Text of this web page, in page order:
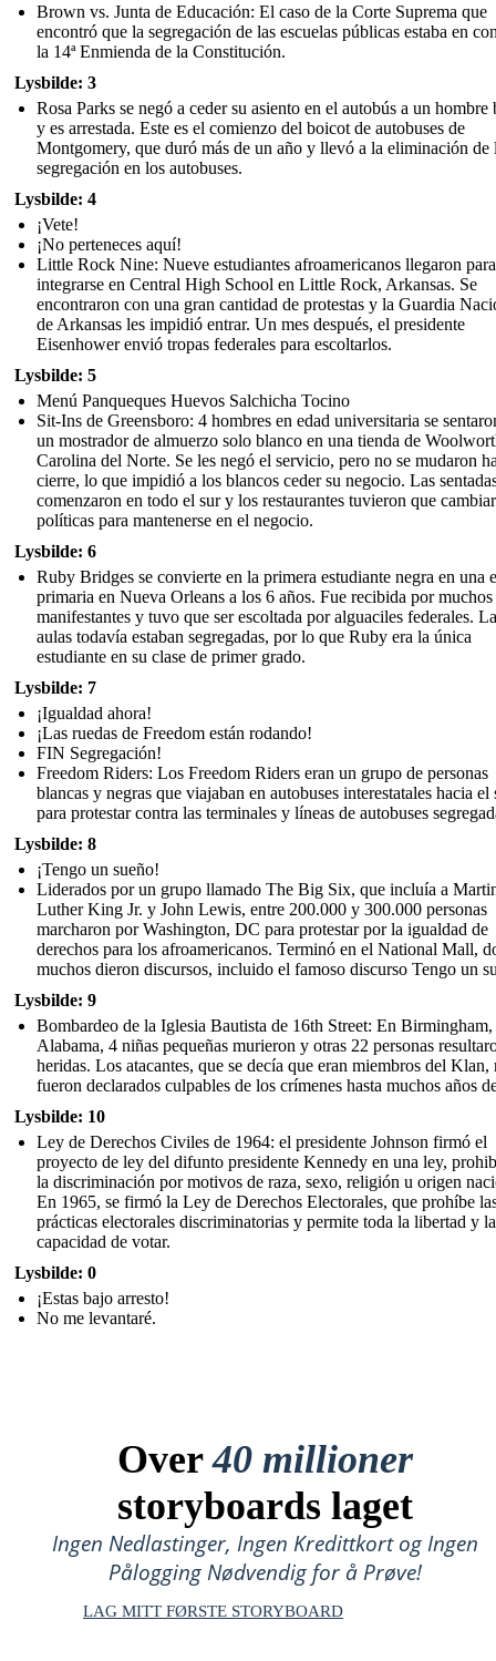
Brown vs. Junta de Educación: El caso de la Corte Suprema que
encontró que la segregación de las escuelas públicas estaba en
la 14ª Enmienda de la Constitución.
Lysbilde: 3
Rosa Parks se negó a ceder su asiento en el autobús a un hombre
y es arrestada. Este es el comienzo del boicot de autobuses de
Montgomery, que duró más de un año y llevó a la eliminación de
segregación en los autobuses.
Lysbilde: 4
¡Vete!
¡No perteneces aquí!
Little Rock Nine: Nueve estudiantes afroamericanos llegaron para
integrarse en Central High School en Little Rock, Arkansas. Se
encontraron con una gran cantidad de protestas y la Guardia
de Arkansas les impidió entrar. Un mes después, el presidente
Eisenhower envió tropas federales para escoltarlos.
Lysbilde: 5
Menú Panqueques Huevos Salchicha Tocino
Sit-Ins de Greensboro: 4 hombres en edad universitaria se
un mostrador de almuerzo solo blanco en una tienda de
Carolina del Norte. Se les negó el servicio, pero no se mudaron
cierre, lo que impidió a los blancos ceder su negocio. Las
comenzaron en todo el sur y los restaurantes tuvieron que
políticas para mantenerse en el negocio.
Lysbilde: 6
Ruby Bridges se convierte en la primera estudiante negra en una
primaria en Nueva Orleans a los 6 años. Fue recibida por muchos
manifestantes y tuvo que ser escoltada por alguaciles federales.
aulas todavía estaban segregadas, por lo que Ruby era la única
estudiante en su clase de primer grado.
Lysbilde: 7
¡Igualdad ahora!
¡Las ruedas de Freedom están rodando!
FIN Segregación!
Freedom Riders: Los Freedom Riders eran un grupo de personas
blancas y negras que viajaban en autobuses interestatales hacia el
para protestar contra las terminales y líneas de autobuses
Lysbilde: 8
¡Tengo un sueño!
Liderados por un grupo llamado The Big Six, que incluía a
Luther King Jr. y John Lewis, entre 200.000 y 300.000 personas
marcharon por Washington, DC para protestar por la igualdad de
derechos para los afroamericanos. Terminó en el National Mall,
muchos dieron discursos, incluido el famoso discurso Tengo un
Lysbilde: 9
Bombardeo de la Iglesia Bautista de 16th Street: En Birmingham,
Alabama, 4 niñas pequeñas murieron y otras 22 personas
heridas. Los atacantes, que se decía que eran miembros del Klan,
fueron declarados culpables de los crímenes hasta muchos años
Lysbilde: 10
Ley de Derechos Civiles de 1964: el presidente Johnson firmó el
proyecto de ley del difunto presidente Kennedy en una ley,
la discriminación por motivos de raza, sexo, religión u origen
En 1965, se firmó la Ley de Derechos Electorales, que prohíbe
prácticas electorales discriminatorias y permite toda la libertad y la
capacidad de votar.
Lysbilde: 0
¡Estas bajo arresto!
No me levantaré.
Over40 millioner
storyboards laget
Ingen Nedlastinger, Ingen Kredittkort og Ingen
Pålogging Nødvendig for å Prøve!
LAG MITT FØRSTE STORYBOARD